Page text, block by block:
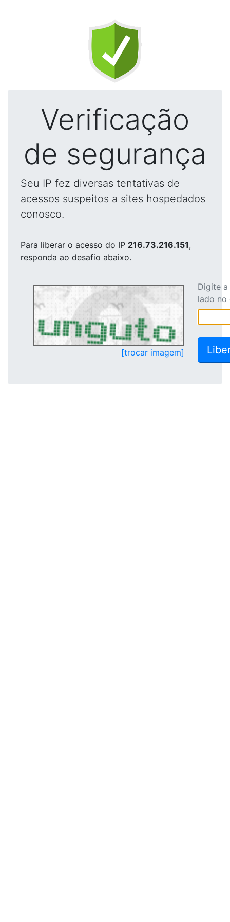
Verificação
de segurança
Seu IP fez diversas tentativas de
acessos suspeitos a sites hospedados
conosco.
Para liberar o acesso do IP 216.73.216.151,
responda ao desafio abaixo.
[trocar imagem]
Digite
lado no